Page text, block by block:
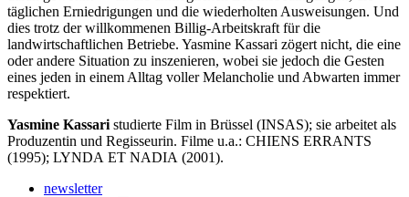
täglichen Erniedrigungen und die wiederholten Ausweisungen. Und
dies trotz der willkommenen Billig-Arbeitskraft für die
landwirtschaftlichen Betriebe. Yasmine Kassari zögert nicht, die eine
oder andere Situation zu inszenieren, wobei sie jedoch die Gesten
eines jeden in einem Alltag voller Melancholie und Abwarten immer
respektiert.
Yasmine Kassari studierte Film in Brüssel (INSAS); sie arbeitet als
Produzentin und Regisseurin. Filme u.a.: CHIENS ERRANTS
(1995); LYNDA ET NADIA (2001).
newsletter